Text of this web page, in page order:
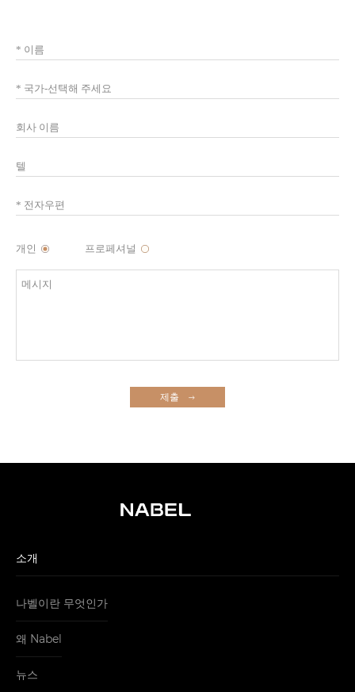
개인 프로페셔널
제출
소개
나벨이란 무엇인가
왜 Nabel
뉴스